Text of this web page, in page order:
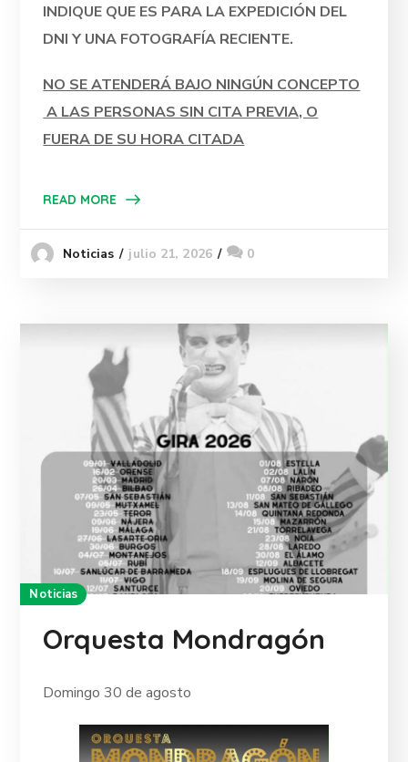
INDIQUE QUE ES PARA LA EXPEDICIÓN DEL
DNI Y UNA FOTOGRAFÍA RECIENTE.
NO SE ATENDERÁ BAJO NINGÚN CONCEPTO
A LAS PERSONAS SIN CITA PREVIA, O
FUERA DE SU HORA CITADA
READ MORE
Noticias julio 21, 2026 0
Noticias
Orquesta Mondragón
Domingo 30 de agosto